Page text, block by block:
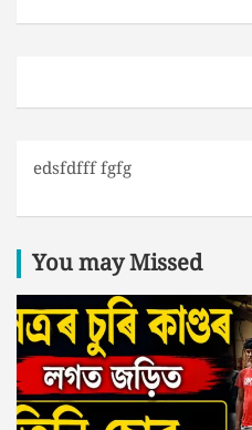
edsfdfff fgfg
You may Missed